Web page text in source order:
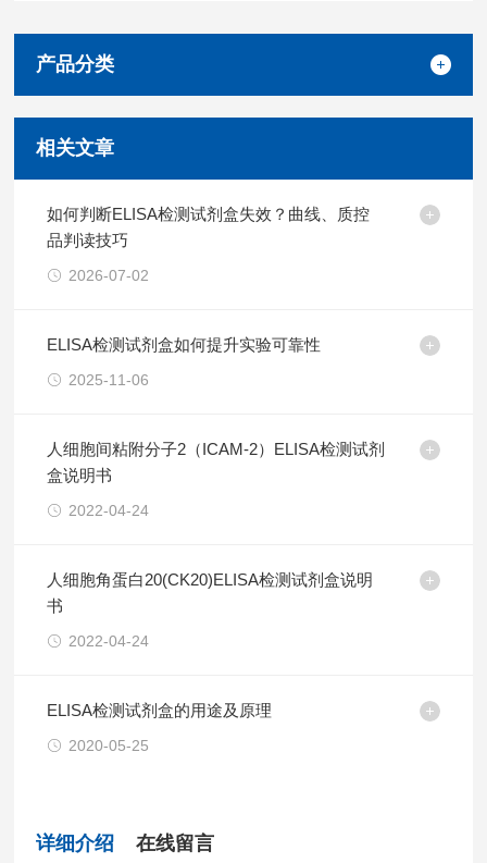
产品分类
相关文章
如何判断ELISA检测试剂盒失效？曲线、质控
品判读技巧
2026-07-02
ELISA检测试剂盒如何提升实验可靠性
2025-11-06
人细胞间粘附分子2（ICAM-2）ELISA检测试剂
盒说明书
2022-04-24
人细胞角蛋白20(CK20)ELISA检测试剂盒说明
书
2022-04-24
ELISA检测试剂盒的用途及原理
2020-05-25
详细介绍 在线留言